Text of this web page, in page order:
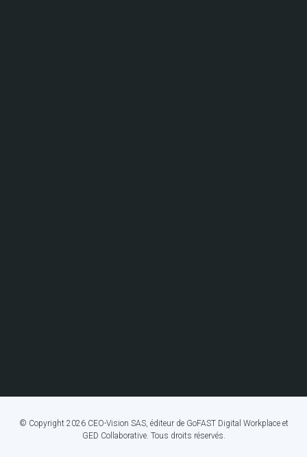
© Copyright 2026 CEO-Vision SAS, éditeur de GoFAST Digital Workplace et
GED Collaborative. Tous droits réservés.